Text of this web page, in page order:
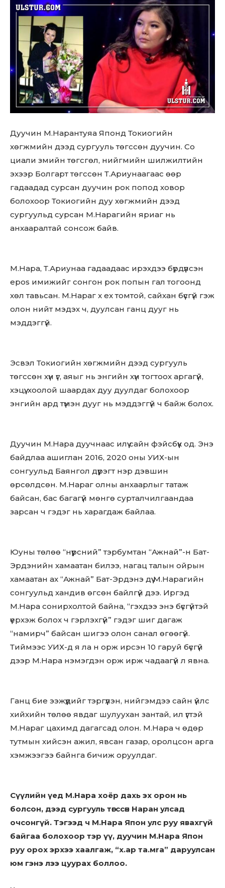
Дуучин М.Нарантуяа Японд Токиогийн
хөгжмийн дээд сургууль төгссөн дуучин. Со
циали змийн төгсгөл, нийгмийн шилжилтийн
эхээр Болгарт төгссөн Т.Ариунаагаас өөр
гадаадад сурсан дуучин рок попод ховор
болохоор Токиогийн дуу хөгжмийн дээд
сургуульд сурсан М.Нарагийн яриаг нь
анхааралтай сонсож байв.
М.Нара, Т.Ариунаа гадаадаас ирэхдээ бүрдүүлсэн
epos имижийг сонгон рок попын гал тогоонд
хөл тавьсан. М.Нараг x ex томтой, сайхан бүсгүй гэж
олон нийт мэдэх ч, дуулсан ганц дууг нь
мэддэггүй.
Эсвэл Токиогийн хөгжмийн дээд сургууль
төгссөн хүн үг, аяыг нь энгийн хүн тогтоох аргагүй,
хэцүү, хоолой шаардах дуу дуулдаг болохоор
энгийн ард түмэн дууг нь мэддэггүй ч байж болох.
Дуучин М.Нара дуучнаас илүү сайн фэйсбүүк од. Энэ
байдлаа ашиглан 2016, 2020 оны УИХ-ын
сонгуульд Баянгол дүүрэгт нэр дэвшин
өрсөлдсөн. М.Нараг олны анхаарлыг татаж
байсан, бас багагүй мөнгө сурталчилгаандаа
зарсан ч гэдэг нь харагдаж байлаа.
Юуны төлөө “нүүрсний” тэрбумтан “Ажнай”-н Бат-
Эрдэнийн хамаатан билээ, нагац талын ойрын
хамаатан ах “Ажнай” Бат-Эрдэнэ дүү М.Нарагийн
сонгуульд хандив өгсөн байлгүй дээ. Иргэд
М.Нара сонирхолтой байна, “гэхдээ энэ бүсгүйтэй
үерхэж болох ч гэрлэхгүй” гэдэг шиг дагаж
“намирч” байсан шигээ олон санал өгөөгүй.
Тиймээс УИХ-д я ла н орж ирсэн 10 гаруй бүсгүй
дээр М.Нара нэмэгдэн орж ирж чадаагүй л явна.
Ганц бие ээжүүдийг тэргүүлэн, нийгэмдээ сайн үйлс
хийхийн төлөө явдаг шулуухан зантай, ил үгтэй
М.Нараг цахимд дагагсад олон. М.Нара ч өдөр
тутмын хийсэн ажил, явсан газар, оролцсон арга
хэмжээгээ байнга бичиж оруулдаг.
Сүүлийн үед М.Нара хоёр дахь эх орон нь
болсон, дээд сургууль төгссөн Наран улсад
очсонгүй. Тэгээд ч М.Нара Япон улс руу явахгүй
байгаа болохоор тэр үү, дуучин М.Нара Япон
руу орох эрхээ хаалгаж, “х.ар та.мrа” даруулсан
юм гэнэ лээ цуурах боллоо.